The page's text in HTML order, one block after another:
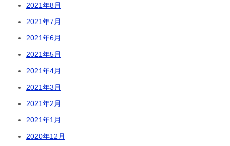
2021年8月
2021年7月
2021年6月
2021年5月
2021年4月
2021年3月
2021年2月
2021年1月
2020年12月